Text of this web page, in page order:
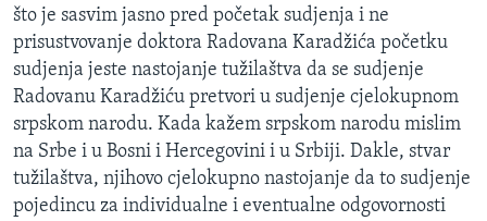
što je sasvim jasno pred početak sudjenja i ne
prisustvovanje doktora Radovana Karadžića početku
sudjenja jeste nastojanje tužilaštva da se sudjenje
Radovanu Karadžiću pretvori u sudjenje cjelokupnom
srpskom narodu. Kada kažem srpskom narodu mislim
na Srbe i u Bosni i Hercegovini i u Srbiji. Dakle, stvar
tužilaštva, njihovo cjelokupno nastojanje da to sudjenje
pojedincu za individualne i eventualne odgovornosti